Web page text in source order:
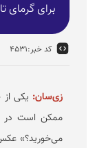
برای
کد خبر:۴۵۳۱
زی‌سان: یکی
ممکن است در
می‌خورید؟»